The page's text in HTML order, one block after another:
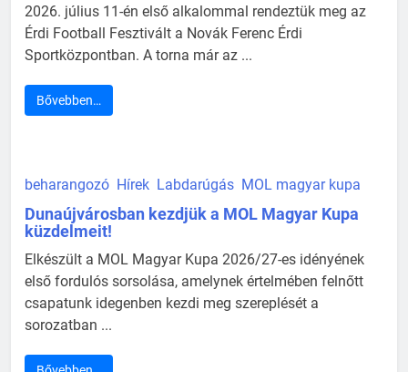
2026. július 11-én első alkalommal rendeztük meg az
Érdi Football Fesztivált a Novák Ferenc Érdi
Sportközpontban. A torna már az ...
Bővebben…
beharangozó Hírek Labdarúgás MOL magyar kupa
Dunaújvárosban kezdjük a MOL Magyar Kupa
küzdelmeit!
Elkészült a MOL Magyar Kupa 2026/27-es idényének
első fordulós sorsolása, amelynek értelmében felnőtt
csapatunk idegenben kezdi meg szereplését a
sorozatban ...